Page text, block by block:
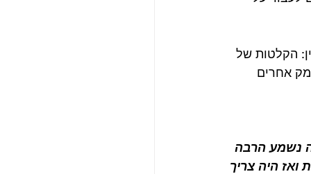
הקלטות של
אחרים
נשמע הרבה
ואז היה צריך